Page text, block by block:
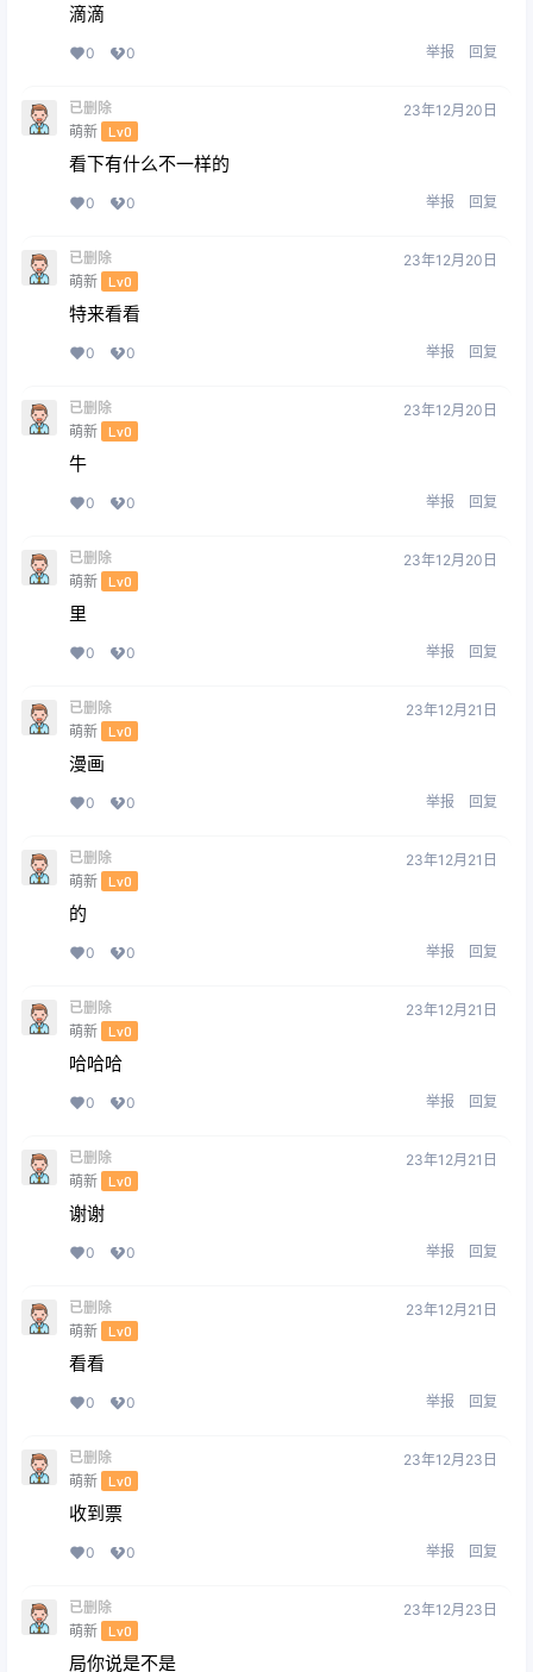
滴滴
0 0 举报 回复
已删除
萌新 Lv0
23年12月20日
看下有什么不一样的
0 0 举报 回复
已删除
萌新 Lv0
23年12月20日
特来看看
0 0 举报 回复
已删除
萌新 Lv0
23年12月20日
牛
0 0 举报 回复
已删除
萌新 Lv0
23年12月20日
里
0 0 举报 回复
已删除
萌新 Lv0
23年12月21日
漫画
0 0 举报 回复
已删除
萌新 Lv0
23年12月21日
的
0 0 举报 回复
已删除
萌新 Lv0
23年12月21日
哈哈哈
0 0 举报 回复
已删除
萌新 Lv0
23年12月21日
谢谢
0 0 举报 回复
已删除
萌新 Lv0
23年12月21日
看看
0 0 举报 回复
已删除
萌新 Lv0
23年12月23日
收到票
0 0 举报 回复
已删除
萌新 Lv0
23年12月23日
局你说是不是